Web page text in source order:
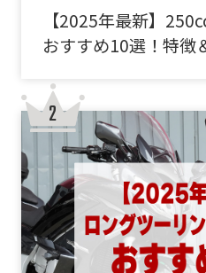
【2025年最新】
おすすめ10選！特徴